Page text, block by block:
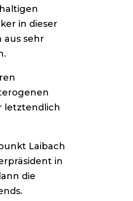
in dieser
aus sehr
letztendlich
Laibach
in
die